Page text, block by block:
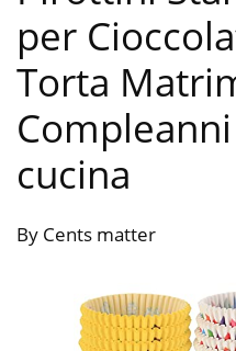
per
Torta
Compleanni
cucina
By Cents matter